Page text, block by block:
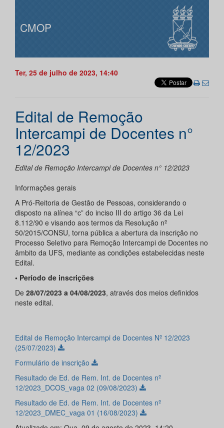
CMOP
Ter, 25 de julho de 2023, 14:40
Edital de Remoção
Intercampi de Docentes n°
12/2023
Edital de Remoção Intercampi de Docentes n° 12/2023
Informações gerais
A Pró-Reitoria de Gestão de Pessoas, considerando o
disposto na alínea “c” do inciso III do artigo 36 da Lei
8.112/90 e visando aos termos da Resolução nº
50/2015/CONSU, torna pública a abertura da inscrição no
Processo Seletivo para Remoção Intercampi de Docentes no
âmbito da UFS, mediante as condições estabelecidas neste
Edital.
• Período de inscrições
De 28/07/2023 a 04/08/2023, através dos meios definidos
neste edital.
Edital de Remoção Intercampi de Docentes Nº 12/2023
(25/07/2023)
Formulário de inscrição
Resultado de Ed. de Rem. Int. de Docentes nº
12/2023_DCOS_vaga 02 (09/08/2023)
Resultado de Ed. de Rem. Int. de Docentes nº
12/2023_DMEC_vaga 01 (16/08/2023)